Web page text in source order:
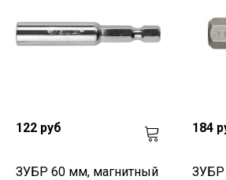
122 руб
ЗУБР 60 мм, магнитный
184
ЗУБР